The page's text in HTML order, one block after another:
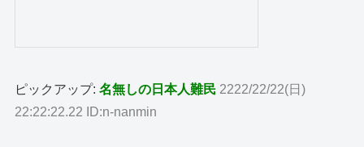
ピックアップ:名無しの日本人難民 2222/22/22(日)
22:22:22.22 ID:n-nanmin